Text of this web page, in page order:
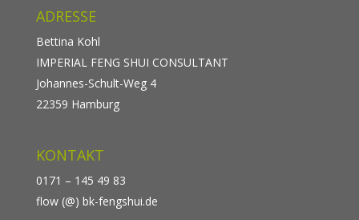
ADRESSE
Bettina Kohl
IMPERIAL FENG SHUI CONSULTANT
Johannes-Schult-Weg 4
22359 Hamburg
KONTAKT
0171 – 145 49 83
flow (@) bk-fengshui.de